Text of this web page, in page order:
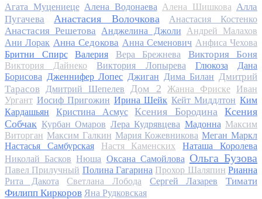
Агата Муцениеце Алена Водонаева Алена Шишкова Алла
Пугачева
Анастасия Волочкова Анастасия Костенко
Анастасия Решетова Анджелина Джоли
Андрей Малахов
Ани Лорак Анна Седокова Анна Семенович Анфиса Чехова
Бритни Спирс
Валерия Вера Брежнева Виктория Боня
Виктория Дайнеко Виктория Лопырева Глюкоза
Дана
Борисова Дженнифер Лопес Джиган Дима Билан
Дмитрий
Тарасов
Дмитрий Шепелев Дом 2 Жанна Фриске
Иван
Ургант Иосиф Пригожин Ирина Шейк Кейт Миддлтон Ким
Кардашьян
Кристина Асмус Ксения Бородина
Ксения
Собчак Курбан Омаров Лера Кудрявцева Мадонна Максим
Виторган Максим Галкин Мария Кожевникова Меган Маркл
Настасья Самбурская
Настя Каменских
Наташа Королева
Николай Басков Нюша Оксана Самойлова Ольга Бузова
Павел Прилучный Полина Гагарина Прохор Шаляпин Рианна
Рита Дакота
Светлана Лобода Сергей Лазарев
Тимати
Филипп Киркоров Яна Рудковская